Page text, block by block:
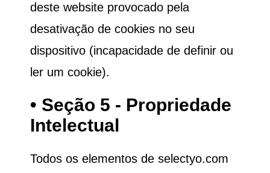
deste website provocado pela
desativação de cookies no seu
dispositivo (incapacidade de definir ou
ler um cookie).
• Seção 5 - Propriedade
Intelectual
Todos os elementos de selectyo.com